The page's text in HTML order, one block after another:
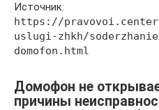
Источник:
https://
uslugi-zhkh/
domofon.html
Домофон не
причины